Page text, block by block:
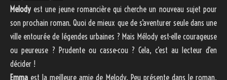
Melody est une jeune romancière qui cherche un nouveau sujet pour
son prochain roman. Quoi de mieux que de s’aventurer seule dans une
ville entourée de légendes urbaines ? Mais Mélody est-elle courageuse
ou peureuse ? Prudente ou casse-cou ? Cela, c’est au lecteur d’en
décider !
Emma est la meilleure amie de Melody. Peu présente dans le roman,